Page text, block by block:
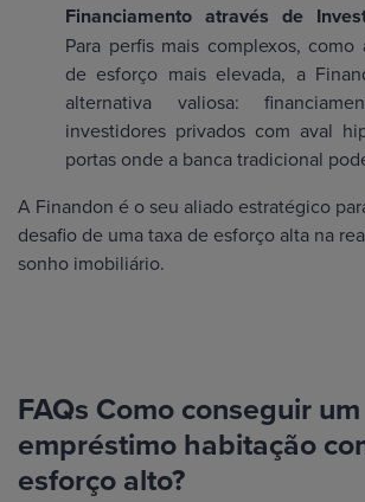
Financiamento através de
Para perfis mais complexos,
de esforço mais elevada, a
alternativa valiosa:
investidores privados com aval
portas onde a banca tradicional
A Finandon é o seu aliado estratégico
desafio de uma taxa de esforço alta na
sonho imobiliário.
FAQs Como conseguir um
empréstimo habitação
esforço alto?